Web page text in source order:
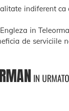
indiferent
in
de
IN